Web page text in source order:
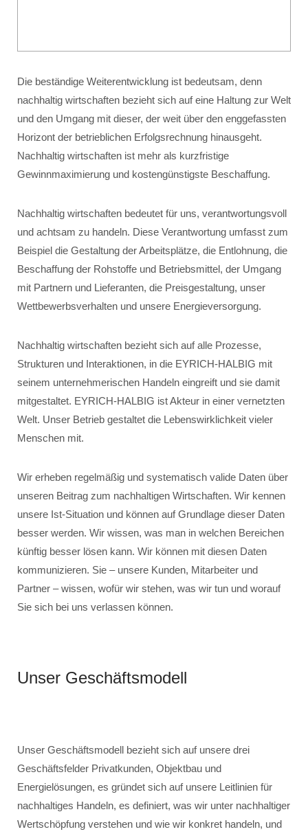
Die beständige Weiterentwicklung ist bedeutsam, denn
nachhaltig wirtschaften bezieht sich auf eine Haltung zur Welt
und den Umgang mit dieser, der weit über den enggefassten
Horizont der betrieblichen Erfolgsrechnung hinausgeht.
Nachhaltig wirtschaften ist mehr als kurzfristige
Gewinnmaximierung und kostengünstigste Beschaffung.
Nachhaltig wirtschaften bedeutet für uns, verantwortungsvoll
und achtsam zu handeln. Diese Verantwortung umfasst zum
Beispiel die Gestaltung der Arbeitsplätze, die Entlohnung, die
Beschaffung der Rohstoffe und Betriebsmittel, der Umgang
mit Partnern und Lieferanten, die Preisgestaltung, unser
Wettbewerbsverhalten und unsere Energieversorgung.
Nachhaltig wirtschaften bezieht sich auf alle Prozesse,
Strukturen und Interaktionen, in die EYRICH-HALBIG mit
seinem unternehmerischen Handeln eingreift und sie damit
mitgestaltet. EYRICH-HALBIG ist Akteur in einer vernetzten
Welt. Unser Betrieb gestaltet die Lebenswirklichkeit vieler
Menschen mit.
Wir erheben regelmäßig und systematisch valide Daten über
unseren Beitrag zum nachhaltigen Wirtschaften. Wir kennen
unsere Ist-Situation und können auf Grundlage dieser Daten
besser werden. Wir wissen, was man in welchen Bereichen
künftig besser lösen kann. Wir können mit diesen Daten
kommunizieren. Sie – unsere Kunden, Mitarbeiter und
Partner – wissen, wofür wir stehen, was wir tun und worauf
Sie sich bei uns verlassen können.
Unser Geschäftsmodell
Unser Geschäftsmodell bezieht sich auf unsere drei
Geschäftsfelder Privatkunden, Objektbau und
Energielösungen, es gründet sich auf unsere Leitlinien für
nachhaltiges Handeln, es definiert, was wir unter nachhaltiger
Wertschöpfung verstehen und wie wir konkret handeln, und